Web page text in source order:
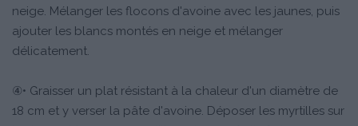
neige. Mélanger les flocons d'avoine avec les jaunes, puis
ajouter les blancs montés en neige et mélanger
délicatement.
④• Graisser un plat résistant à la chaleur d'un diamètre de
18 cm et y verser la pâte d'avoine. Déposer les myrtilles sur